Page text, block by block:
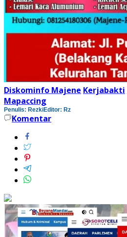
Diskominfo Majene Kerjabakti
Mapaccing
Penulis: RezkiEditor: Rz
Komentar